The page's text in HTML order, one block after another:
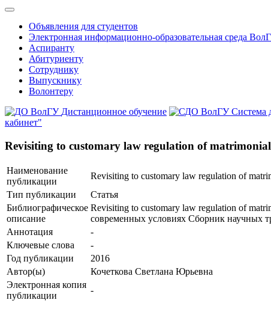
Объявления для студентов
Электронная информационно-образовательная среда
Аспиранту
Абитуриенту
Сотруднику
Выпускнику
Волонтеру
Дистанционное обучение
Система
кабинет"
Revisiting to customary law regulation of
Наименование
публикации
Revisiting to customary law regulation of
Тип публикации
Статья
Библиографическое
описание
Revisiting to customary law regulation of
современных условиях Сборник научных
Аннотация
-
Ключевые cлова
-
Год публикации
2016
Автор(ы)
Кочеткова Светлана Юрьевна
Электронная копия
публикации
-